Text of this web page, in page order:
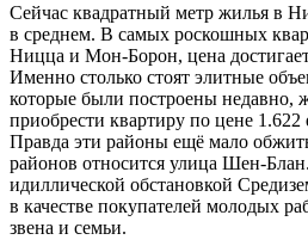
Сейчас квадратный метр жилья в
в среднем. В самых роскошных
Ницца и Мон-Борон, цена
Именно столько стоят элитные
которые были построены недавно,
приобрести квартиру по цене 1.622
Правда эти районы ещё мало
районов относится улица Шен-
идиллической обстановкой
в качестве покупателей молодых
звена и семьи.